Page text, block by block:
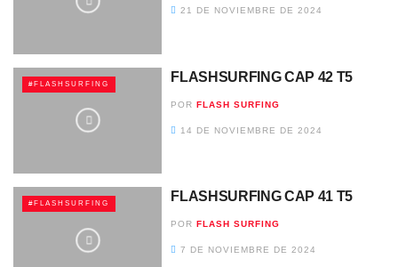
21 DE NOVIEMBRE DE 2024
#FLASHSURFING FLASHSURFING CAP 42 T5
POR FLASH SURFING
14 DE NOVIEMBRE DE 2024
#FLASHSURFING FLASHSURFING CAP 41 T5
POR FLASH SURFING
7 DE NOVIEMBRE DE 2024